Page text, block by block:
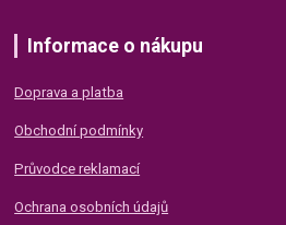
Informace o nákupu
Doprava a platba
Obchodní podmínky
Průvodce reklamací
Ochrana osobních údajů